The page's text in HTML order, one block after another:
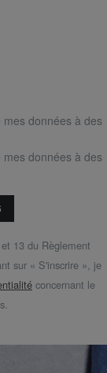
données à des
données à des
13 du Règlement
sur « S'inscrire », je
concernant le